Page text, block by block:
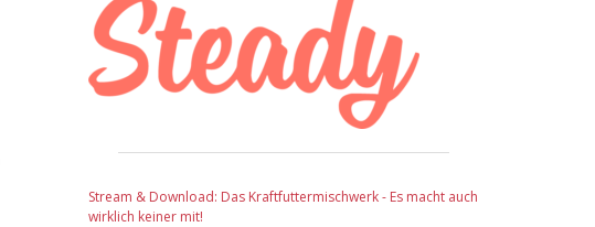
Stream & Download: Das Kraftfuttermischwerk - Es macht auch
wirklich keiner mit!